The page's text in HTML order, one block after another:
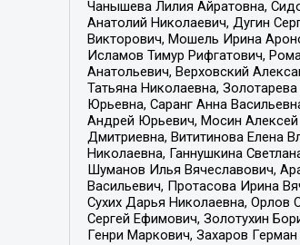
Чанышева Лилия Айратовна,
Анатолий Николаевич, Дугин
Викторович, Мошель Ирина
Исламов Тимур Рифгатович,
Анатольевич, Верховский
Татьяна Николаевна,
Юрьевна, Саранг Анна
Андрей Юрьевич, Мосин Алексей
Дмитриевна, Вититинова Елена
Николаевна, Ганнушкина
Шуманов Илья Вячеславович,
Васильевич, Протасова Ирина
Сухих Дарья Николаевна, Орлов
Сергей Ефимович, Золотухин
Генри Маркович, Захаров